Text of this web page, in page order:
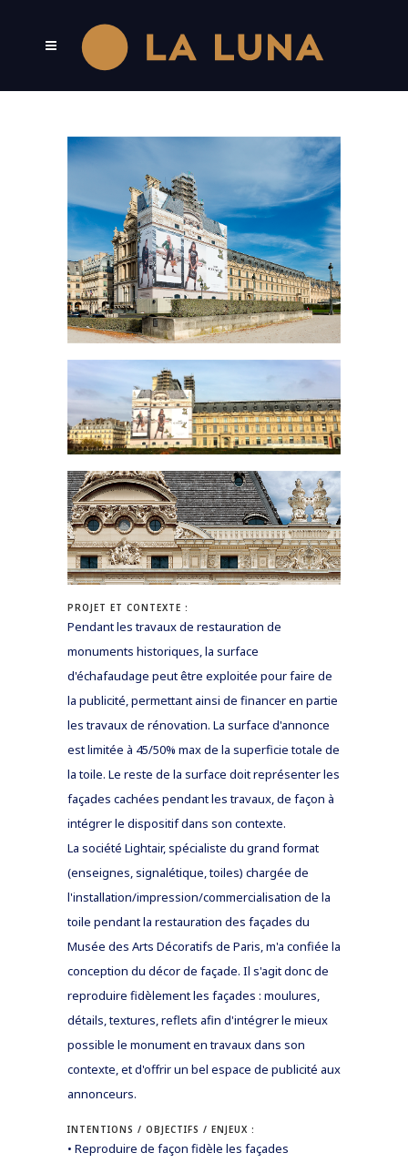
PROJET ET CONTEXTE :
Pendant les travaux de restauration de
monuments historiques, la surface
d'échafaudage peut être exploitée pour faire de
la publicité, permettant ainsi de financer en partie
les travaux de rénovation. La surface d'annonce
est limitée à 45/50% max de la superficie totale de
la toile. Le reste de la surface doit représenter les
façades cachées pendant les travaux, de façon à
intégrer le dispositif dans son contexte.
La société Lightair, spécialiste du grand format
(enseignes, signalétique, toiles) chargée de
l'installation/impression/commercialisation de la
toile pendant la restauration des façades du
Musée des Arts Décoratifs de Paris, m'a confiée la
conception du décor de façade. Il s'agit donc de
reproduire fidèlement les façades : moulures,
détails, textures, reflets afin d'intégrer le mieux
possible le monument en travaux dans son
contexte, et d'offrir un bel espace de publicité aux
annonceurs.
INTENTIONS / OBJECTIFS / ENJEUX :
• Reproduire de façon fidèle les façades